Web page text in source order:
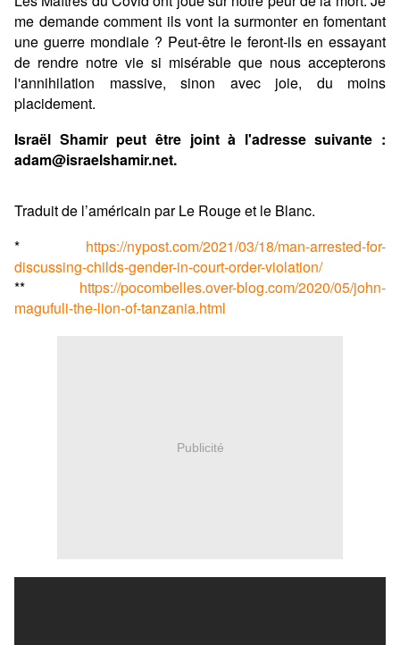
me demande comment ils vont la surmonter en fomentant
une guerre mondiale ? Peut-être le feront-ils en essayant
de rendre notre vie si misérable que nous accepterons
l'annihilation massive, sinon avec joie, du moins
placidement.
Israël Shamir peut être joint à l'adresse suivante :
adam@israelshamir.net.
Traduit de l’américain par Le Rouge et le Blanc.
* https://nypost.com/2021/03/18/man-arrested-for-
discussing-childs-gender-in-court-order-violation/
** https://pocombelles.over-blog.com/2020/05/john-
magufuli-the-lion-of-tanzania.html
Publicité